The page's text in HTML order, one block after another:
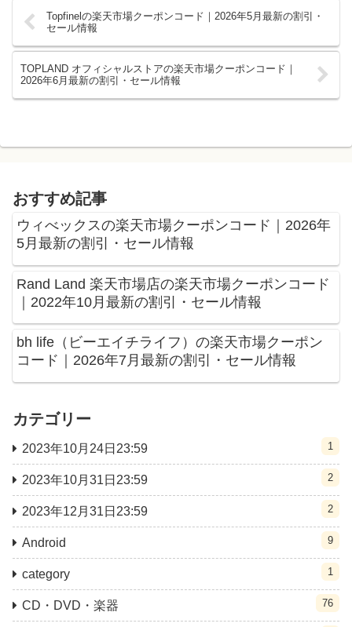
Topfinelの楽天市場クーポンコード｜2026年5月最新の割引・
セール情報
TOPLAND オフィシャルストアの楽天市場クーポンコード｜
2026年6月最新の割引・セール情報
おすすめ記事
ウィべックスの楽天市場クーポンコード｜2026年
5月最新の割引・セール情報
Rand Land 楽天市場店の楽天市場クーポンコード
｜2022年10月最新の割引・セール情報
bh life（ビーエイチライフ）の楽天市場クーポン
コード｜2026年7月最新の割引・セール情報
カテゴリー
2023年10月24日23:59 1
2023年10月31日23:59 2
2023年12月31日23:59 2
Android 9
category 1
CD・DVD・楽器 76